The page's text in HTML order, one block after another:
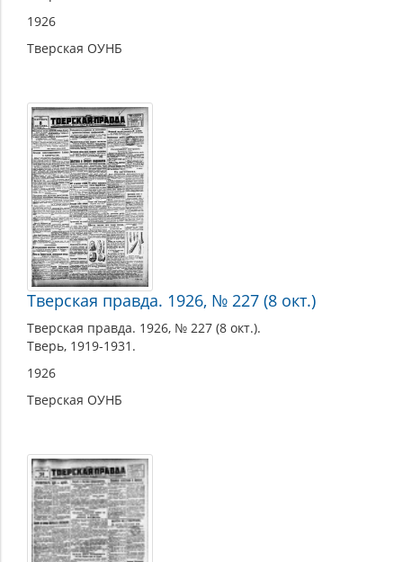
1926
Тверская ОУНБ
Тверская правда. 1926, № 227 (8 окт.)
Тверская правда. 1926, № 227 (8 окт.).
Тверь, 1919-1931.
1926
Тверская ОУНБ